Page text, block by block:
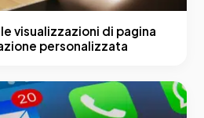
visualizzazioni di pagina
personalizzata